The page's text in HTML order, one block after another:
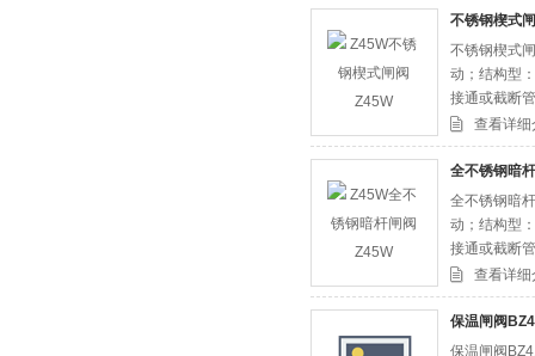
不锈钢楔式
不锈钢楔式
动；结构型
接通或截断
查看详细
全不锈钢暗
全不锈钢暗
动；结构型
接通或截断
查看详细
保温闸阀
保温闸阀